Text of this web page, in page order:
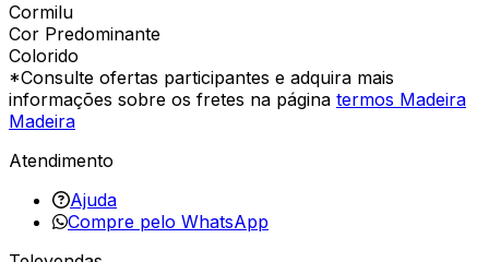
Cormilu
Cor Predominante
Colorido
*Consulte ofertas participantes e adquira mais
informações sobre os fretes na página termos Madeira
Madeira
Atendimento
Ajuda
Compre pelo WhatsApp